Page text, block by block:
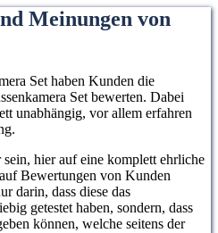
Ecke Ihres
Selbst
erfasst seine
Details, um
dass
keine wichtigen
▶Hinweis:
identifizieren
erkannt
löst die
sofort einen
um die
des
liefert
bei
erkannt
prompt
erregen
Meinungen von
Set haben Kunden die
Set bewerten. Dabei
unabhängig, vor allem erfahren
hier auf eine komplett ehrliche
Bewertungen von Kunden
darin, dass diese das
getestet haben, sondern, dass
können, welche seitens der